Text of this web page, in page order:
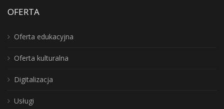
OFERTA
Oferta edukacyjna
Oferta kulturalna
Digitalizacja
Usługi